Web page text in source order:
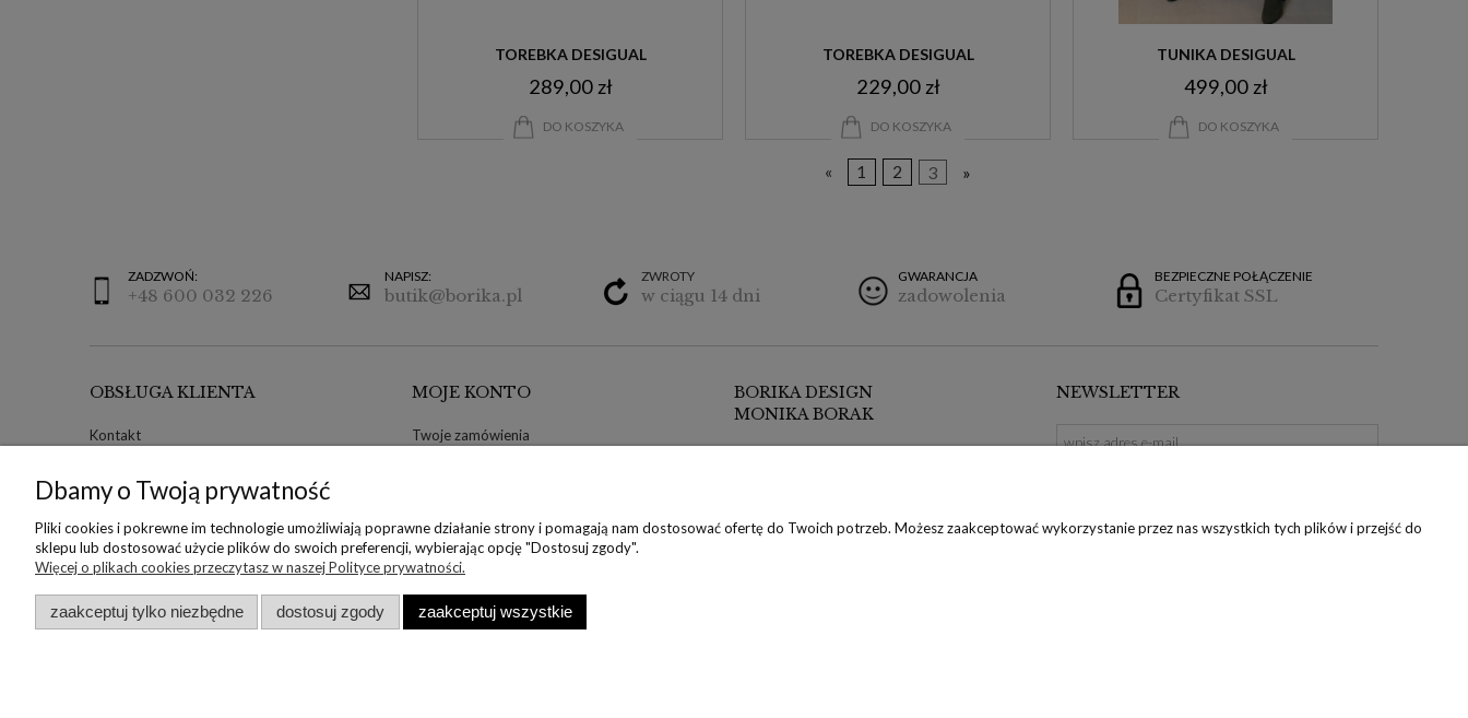
TOREBKA DESIGUAL
289,00 zł
DO KOSZYKA
TOREBKA DESIGUAL
229,00 zł
DO KOSZYKA
TUNIKA DESIGUAL
499,00 zł
DO KOSZYKA
« 1 2 3 »
ZADZWOŃ:
+48 600 032 226
NAPISZ:
butik@borika.pl
ZWROTY
w ciągu 14 dni
GWARANCJA
zadowolenia
BEZPIECZNE POŁĄCZENIE
Certyfikat SSL
OBSŁUGA KLIENTA
Kontakt
Informacje o rozmiarach
Formy płatności
Regulamin
MOJE KONTO
Twoje zamówienia
Zwroty i reklamacje
BORIKA DESIGN
MONIKA BORAK
REGON: 302373776
NEWSLETTER
Dbamy o Twoją prywatność
Pliki cookies i pokrewne im technologie umożliwiają poprawne działanie strony i pomagają nam dostosować ofertę do Twoich potrzeb. Możesz zaakceptować wykorzystanie przez nas wszystkich tych plików i przejść do
sklepu lub dostosować użycie plików do swoich preferencji, wybierając opcję "Dostosuj zgody".
Więcej o plikach cookies przeczytasz w naszej Polityce prywatności.
zaakceptuj tylko niezbędne dostosuj zgody zaakceptuj wszystkie